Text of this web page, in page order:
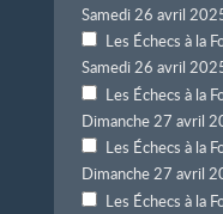
Samedi 26 avril
Les Échecs à la
Samedi 26 avril
Les Échecs à la
Dimanche 27 avril
Les Échecs à la
Dimanche 27 avril
Les Échecs à la